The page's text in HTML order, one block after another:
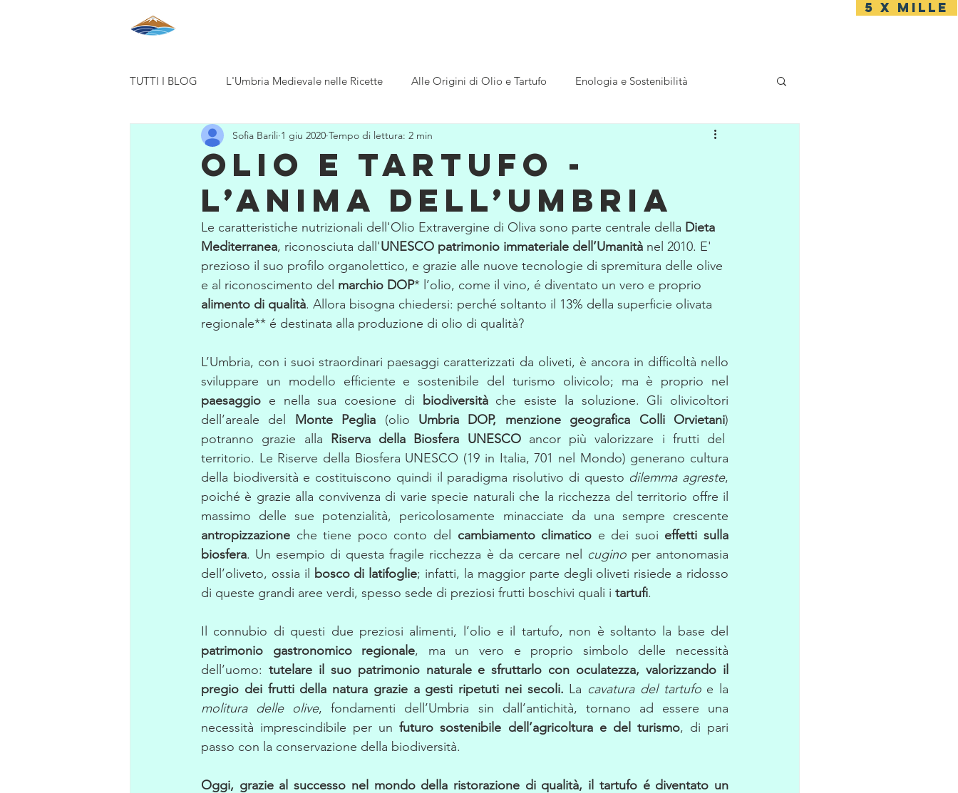
5 x mille
TUTTI I BLOG L'Umbria Medievale nelle Ricette Alle Origini di Olio e Tartufo Enologia e Sostenibilità
ExpandingCircle, Animali e Bioetica L'Italia e i Diritti Universali
OLIO E TARTUFO -
L’ANIMA DELL’UMBRIA
Sofia Barili 1 giu 2020 Tempo di lettura: 2 min
Le caratteristiche nutrizionali dell'Olio Extravergine di Oliva sono parte centrale della Dieta
Mediterranea, riconosciuta dall'UNESCO patrimonio immateriale dell’Umanità nel 2010. E'
prezioso il suo profilo organolettico, e grazie alle nuove tecnologie di spremitura delle olive
e al riconoscimento del marchio DOP* l’olio, come il vino, é diventato un vero e proprio
alimento di qualità. Allora bisogna chiedersi: perché soltanto il 13% della superficie olivata
regionale** é destinata alla produzione di olio di qualità?
L’Umbria, con i suoi straordinari paesaggi caratterizzati da oliveti, è ancora in difficoltà nello
paesaggio e nella sua coesione di biodiversità che esiste la soluzione. Gli olivicoltori
dell’areale del Monte Peglia (olio Umbria DOP, menzione geografica Colli Orvietani)
potranno grazie alla
Riserva della Biosfera UNESCO ancor più valorizzare i frutti del
territorio. Le Riserve della Biosfera UNESCO (19 in Italia, 701 nel Mondo) generano cultura
della biodiversità e costituiscono quindi il paradigma risolutivo di questo dilemma agreste,
poiché è grazie alla convivenza di varie specie naturali che la ricchezza del territorio offre il
antropizzazione che tiene poco conto del cambiamento climatico e dei suoi effetti sulla
biosfera. Un esempio di questa fragile ricchezza è da cercare nel cugino per antonomasia
dell’oliveto, ossia il bosco di latifoglie; infatti, la maggior parte degli oliveti risiede a ridosso
di queste grandi aree verdi, spesso sede di preziosi frutti boschivi quali i tartufi.
patrimonio gastronomico regionale, ma un vero e proprio simbolo delle necessità
dell’uomo: tutelare il suo patrimonio naturale e sfruttarlo con oculatezza, valorizzando il
pregio dei frutti della natura grazie a gesti ripetuti nei secoli. La cavatura del tartufo
molitura delle olive, fondamenti dell’Umbria sin dall’antichità, tornano ad essere una
necessità imprescindibile per un futuro sostenibile dell’agricoltura e del turismo, di pari
passo con la conservazione della biodiversità.
Oggi, grazie al successo nel mondo della ristorazione di qualità, il tartufo é diventato un